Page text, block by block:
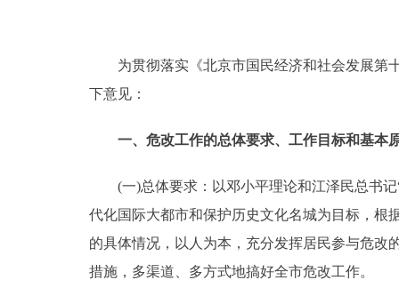
中介服务
12345网上接诉即办
参与调查
为贯彻落实《北京市国民经济和社会发展第十
下意见：
一、危改工作的总体要求、工作目标和基本
(一)总体要求：以邓小平理论和江泽民总书记
代化国际大都市和保护历史文化名城为目标，根
的具体情况，以人为本，充分发挥居民参与危改
措施，多渠道、多方式地搞好全市危改工作。